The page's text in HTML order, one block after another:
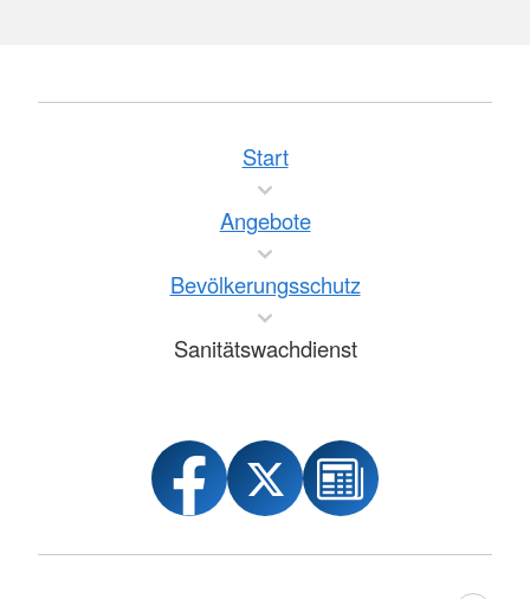
Start
Angebote
Bevölkerungsschutz
Sanitätswachdienst